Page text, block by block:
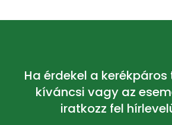
Ha érdekel a kerékpáros
kíváncsi vagy az
iratkozz fel